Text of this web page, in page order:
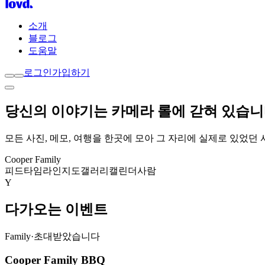
소개
블로그
도움말
로그인가입하기
당신의 이야기는 카메라 롤에 갇혀 있습
모든 사진, 메모, 여행을 한곳에 모아 그 자리에 실제로 있었던
Cooper Family
피드타임라인지도갤러리 캘린더사람
Y
다가오는 이벤트
Family·초대받았습니다
Cooper Family BBQ